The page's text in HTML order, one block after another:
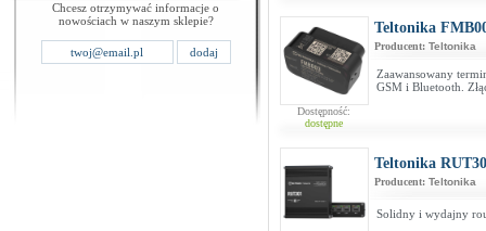
Chcesz otrzymywać informacje o
nowościach w naszym sklepie?
Dostępność:
dostępne
Teltonika
Producent: Teltonika
Zaawansowany
GSM i Bluetooth.
Teltonika
Producent: Teltonika
Solidny i wydajny